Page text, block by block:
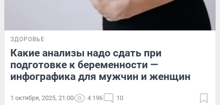
ЗДОРОВЬЕ
Какие анализы надо сдать при
подготовке к беременности —
инфографика для мужчин и женщин
1 октября, 2025, 21:00 4 196 10